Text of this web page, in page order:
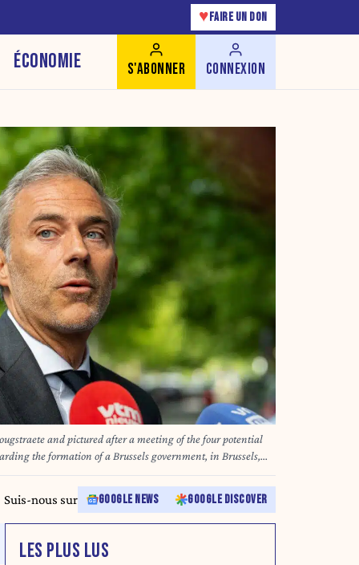
♥ FAIRE UN DON
ÉCONOMIE S'ABONNER CONNEXION
and pictured after a meeting of the four potential
the formation of a Brussels government, in Brussels,
after the May 2024 elections a breakthrough occurred in the
A meeting with six parties, MR, PS, Les Engages, Groen,
BELGA PHOTO MARIUS BURGELMAN
Suis-nous sur GOOGLE NEWS GOOGLE DISCOVER
LES PLUS LUS